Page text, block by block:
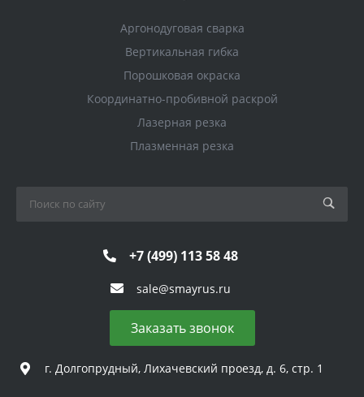
Аргонодуговая сварка
Вертикальная гибка
Порошковая окраска
Координатно-пробивной раскрой
Лазерная резка
Плазменная резка
+7 (499) 113 58 48
sale@smayrus.ru
Заказать звонок
г. Долгопрудный, Лихачевский проезд, д. 6, стр. 1